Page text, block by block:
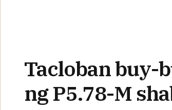
Tacloban buy-
ng P5.78-M